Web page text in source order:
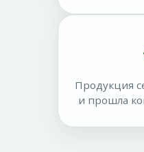
Продукция
и прошла